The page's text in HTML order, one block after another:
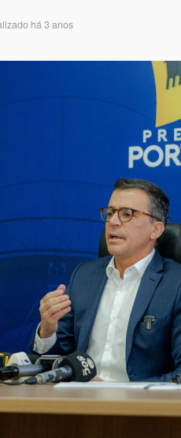
há 3 anos